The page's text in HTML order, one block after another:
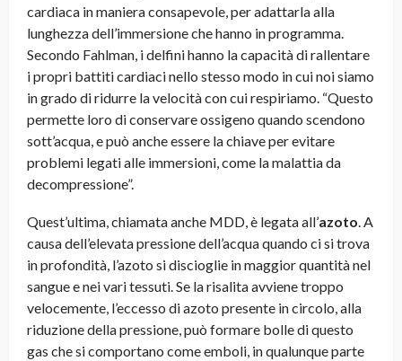
cardiaca in maniera consapevole, per adattarla alla
lunghezza dell’immersione che hanno in programma.
Secondo Fahlman, i delfini hanno la capacità di rallentare
i propri battiti cardiaci nello stesso modo in cui noi siamo
in grado di ridurre la velocità con cui respiriamo. “Questo
permette loro di conservare ossigeno quando scendono
sott’acqua, e può anche essere la chiave per evitare
problemi legati alle immersioni, come la malattia da
decompressione”.
Quest’ultima, chiamata anche MDD, è legata all’azoto. A
causa dell’elevata pressione dell’acqua quando ci si trova
in profondità, l’azoto si discioglie in maggior quantità nel
sangue e nei vari tessuti. Se la risalita avviene troppo
velocemente, l’eccesso di azoto presente in circolo, alla
riduzione della pressione, può formare bolle di questo
gas che si comportano come emboli, in qualunque parte